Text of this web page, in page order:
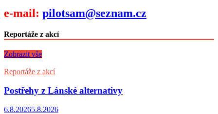
e-mail: pilotsam@seznam.cz
Reportáže z akcí
Zobrazit vše
Reportáže z akcí
Postřehy z Lánské alternativy
6.8.20265.8.2026